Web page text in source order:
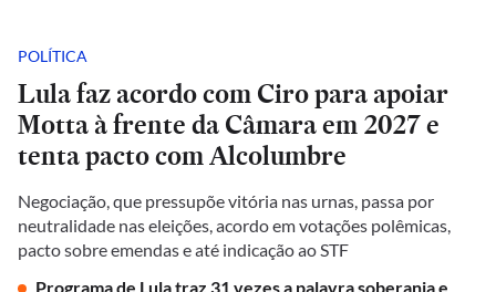
POLÍTICA
Lula faz acordo com Ciro para apoiar
Motta à frente da Câmara em 2027 e
tenta pacto com Alcolumbre
Negociação, que pressupõe vitória nas urnas, passa por
neutralidade nas eleições, acordo em votações polêmicas,
pacto sobre emendas e até indicação ao STF
Programa de Lula traz 31 vezes a palavra soberania e